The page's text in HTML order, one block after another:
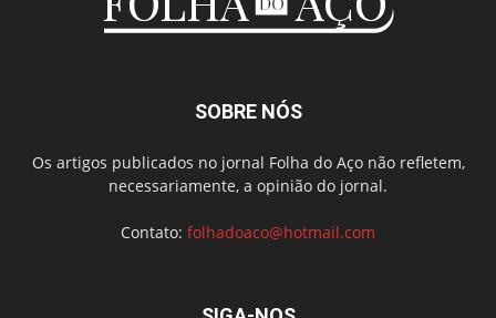
SOBRE NÓS
Os artigos publicados no jornal Folha do Aço não refletem,
necessariamente, a opinião do jornal.
Contato: folhadoaco@hotmail.com